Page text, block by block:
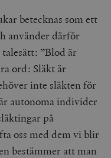
betecknas som ett
använder därför
”Blod är
ord: Släkt är
inte släkten för
autonoma individer
på
oss med dem vi blir
bestämmer att man